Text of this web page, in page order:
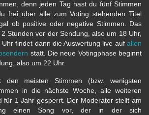
denn jeden Tag hast du fünf Stimmen
frei über alle zum Voting stehenden Titel
ob positive oder negative Stimmen. Das
Stunden vor der Sendung, also um 18 Uhr,
findet dann die Auswertung live auf allen
statt. Die neue Votingphase beginnt
also um 22 Uhr.
meisten Stimmen (bzw. wenigsten
in die nächste Woche, alle weiteren
für 1 Jahr gesperrt. Der Moderator stellt am
einen Song vor, der in der sich